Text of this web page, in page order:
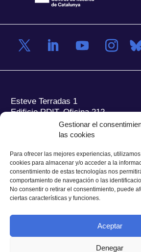
Gestionar el
las cookies
Para ofrecer las mejores experiencias,
cookies para almacenar y/o acceder a la
consentimiento de estas tecnologías nos
comportamiento de navegación o las
No consentir o retirar el consentimiento, puede
ciertas características y funciones.
Aceptar
Denegar
Esteve Terradas 1
Edificio RDIT, Oficina 212
Parc Mediterrani de la Tecnologia
08860 Castelldefels (Barcelona)
Tel.:+34 93 280 2088
Fax:+34 93 280 6395
E-mail:ieec@ieec.cat